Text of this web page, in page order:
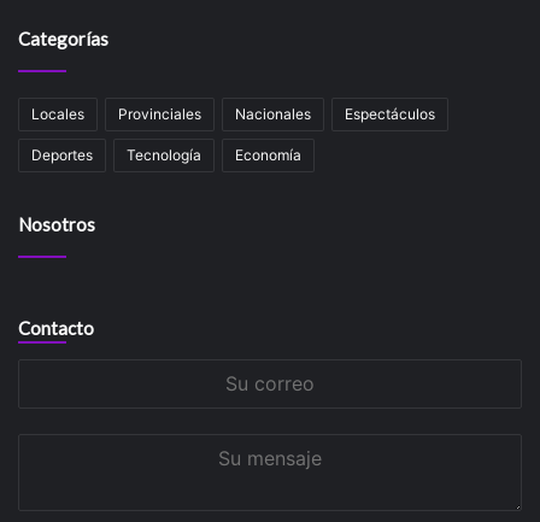
Categorías
Locales Provinciales Nacionales Espectáculos
Deportes Tecnología Economía
Nosotros
Contacto